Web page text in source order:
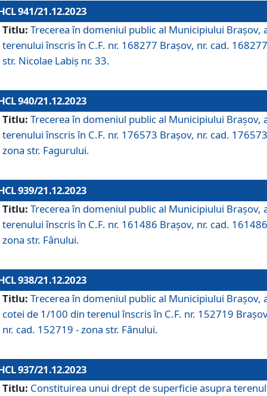
941/21.12.2023
Titlu: Trecerea în domeniul public al Municipiului Braşov,
terenului înscris în C.F. nr. 168277 Brașov, nr. cad.
str. Nicolae Labiș nr. 33.
940/21.12.2023
Titlu: Trecerea în domeniul public al Municipiului Braşov,
terenului înscris în C.F. nr. 176573 Brașov, nr. cad.
zona str. Fagurului.
939/21.12.2023
Titlu: Trecerea în domeniul public al Municipiului Braşov,
terenului înscris în C.F. nr. 161486 Brașov, nr. cad.
zona str. Fânului.
938/21.12.2023
Titlu: Trecerea în domeniul public al Municipiului Braşov,
cotei de 1/100 din terenul înscris în C.F. nr. 152719
nr. cad. 152719 - zona str. Fânului.
937/21.12.2023
Titlu: Constituirea unui drept de superficie asupra